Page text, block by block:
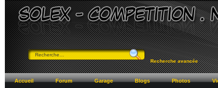
Recherche avancée
Accueil Forum Garage Blogs Photos